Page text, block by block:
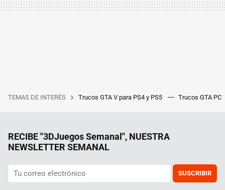
TEMAS DE INTERÉS Trucos GTA V para PS4 y PS5 Trucos GTA PC
RECIBE "3DJuegos Semanal", NUESTRA
NEWSLETTER SEMANAL
SUSCRIBIR